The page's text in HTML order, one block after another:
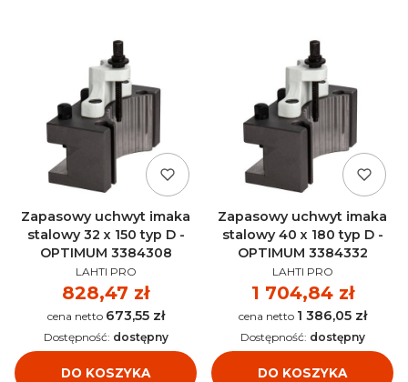
Zapasowy uchwyt imaka
stalowy 32 x 150 typ D -
OPTIMUM 3384308
PRODUCENT
LAHTI PRO
Cena
828,47 zł
Cena 673,55 zł
DO KOSZYKA
Dostępność: dostępny
Zapasowy uchwyt imaka
stalowy 40 x 180 typ D -
OPTIMUM 3384332
PRODUCENT
LAHTI PRO
Cena
1 704,84 zł
Cena 1 386,05 zł
DO KOSZYKA
Dostępność: dostępny